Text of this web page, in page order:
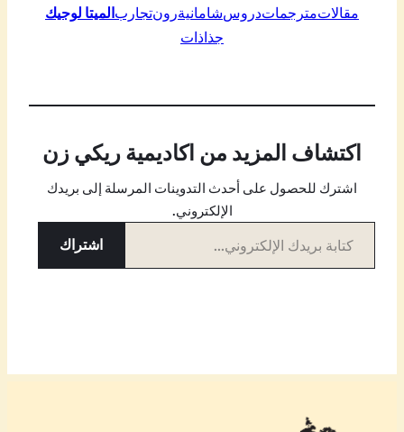
مقالاتمترجماتدروسشامانيةرونتجاربالميتا لوجيك
جذاذات
اكتشاف المزيد من اكاديمية ريكي زن
اشترك للحصول على أحدث التدوينات المرسلة إلى بريدك
الإلكتروني.
كتابة بريدك الإلكتروني…
اشتراك